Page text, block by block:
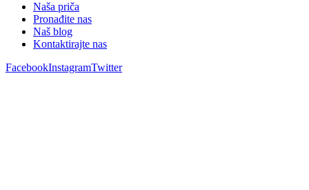
Naša priča
Pronađite nas
Naš blog
Kontaktirajte nas
FacebookInstagramTwitter